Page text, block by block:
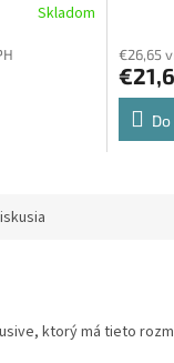
Skladom
€26,65
ktorý má tieto